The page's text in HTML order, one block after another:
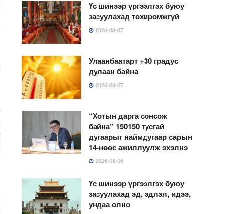
Үс шинээр үргээлгэх буюу
засуулахад тохиромжгүй
2026-08-07
Улаанбаатарт +30 градус
дулаан байна
2026-08-07
“Хотын дарга сонсож
байна” 150150 тусгай
дугаарыг наймдугаар сарын
14-нөөс ажиллуулж эхэлнэ
2026-08-06
Үс шинээр үргээлгэх буюу
засуулахад эд, эдлэл, идээ,
ундаа олно